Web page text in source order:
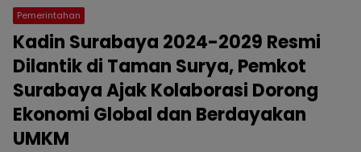
Pemerintahan
Kadin Surabaya 2024-2029 Resmi
Dilantik di Taman Surya, Pemkot
Surabaya Ajak Kolaborasi Dorong
Ekonomi Global dan Berdayakan
UMKM